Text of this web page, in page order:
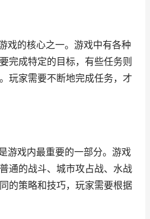
戏的核心之一。游戏中有各种
完成特定的目标，有些任务则
玩家需要不断地完成任务，才
游戏内最重要的一部分。游戏
通的战斗、城市攻占战、水战
的策略和技巧，玩家需要根据